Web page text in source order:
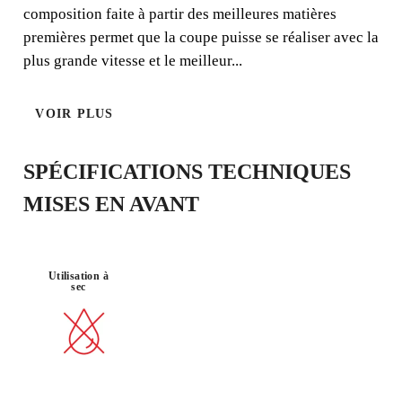
UNIVERSEL
composition faite à partir des meilleures matières
premières permet que la coupe puisse se réaliser avec la
plus grande vitesse et le meilleur...
VOIR PLUS
SPÉCIFICATIONS TECHNIQUES
MISES EN AVANT
Utilisation à
sec